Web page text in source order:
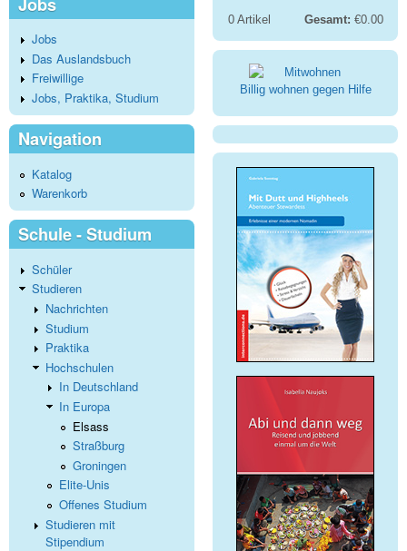
Jobs
Das Auslandsbuch
Freiwillige
Jobs, Praktika, Studium
Navigation
Katalog
Warenkorb
Schule - Studium
Schüler
Studieren
Nachrichten
Studium
Praktika
Hochschulen
In Deutschland
In Europa
Elsass
Straßburg
Groningen
Elite-Unis
Offenes Studium
Studieren mit
Stipendium
0Artikel Gesamt: €0.00
Billig wohnen gegen Hilfe